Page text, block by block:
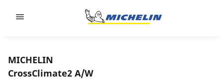
MICHELIN
CrossClimate2 A/W